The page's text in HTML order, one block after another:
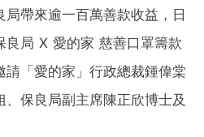
帶來逾一百萬善款收益，日
良局 X 愛的家 慈善口罩籌款
「愛的家」行政總裁鍾偉棠
保良局副主席陳正欣博士及